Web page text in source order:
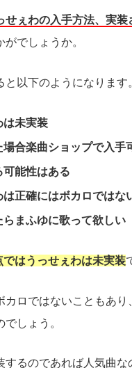
せぇわの入手方法、実装
がでしょうか。
と以下のようになります
は未実装
場合楽曲ショップで入手
可能性はある
は正確にはボカロではな
らまふゆに歌って欲しい
はうっせぇわは未実装
カロではないこともあり
でしょう。
するのであれば人気曲